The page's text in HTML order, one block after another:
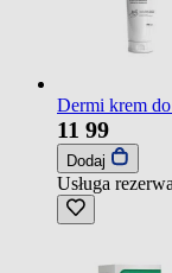
Dermi krem
11 99
Dodaj
Usługa